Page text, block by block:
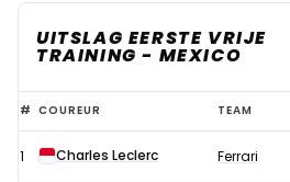
UITSLAG EERSTE VRIJE
TRAINING - MEXICO
Vervanger
Verstappen
maakt
# COUREUR TEAM
1 Charles Leclerc Ferrari